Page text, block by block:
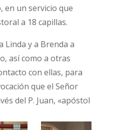
en un servicio que
a 18 capillas.
Linda y a Brenda a
así como a otras
con ellas, para
que el Señor
del P. Juan, «apóstol